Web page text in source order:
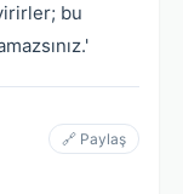
bu
🔗 Paylaş